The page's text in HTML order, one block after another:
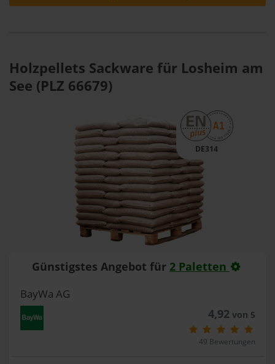
Holzpellets Sackware für Losheim am
See (PLZ 66679)
DE314
Günstigstes Angebot für 2 Paletten
BayWa AG
4,92von 5
49 Bewertungen